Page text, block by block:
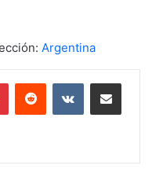
Argentina
PinterestReddit VKontakteCompartir por mail